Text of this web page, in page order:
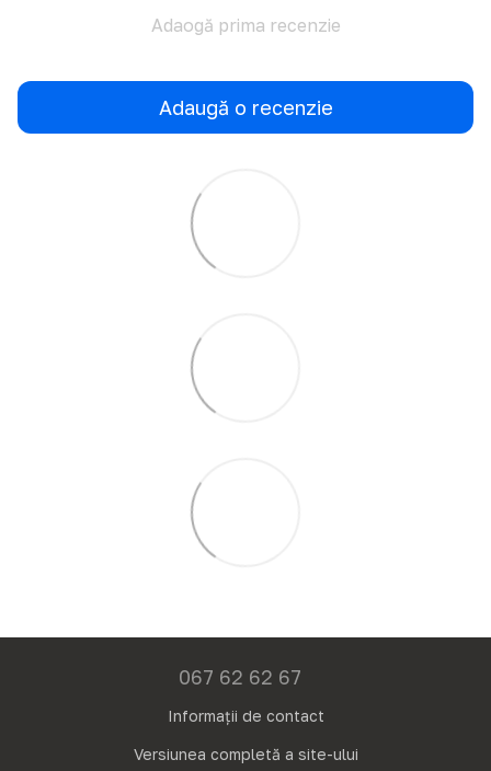
Adaogă prima recenzie
Adaugă o recenzie
067 62 62 67
Informații de contact
Versiunea completă a site-ului